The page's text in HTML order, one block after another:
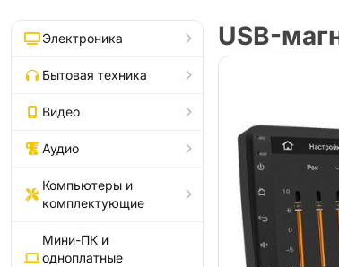
Электроника
Бытовая техника
Видео
Аудио
Компьютеры и
комплектующие
Мини-ПК и
одноплатные
USB-